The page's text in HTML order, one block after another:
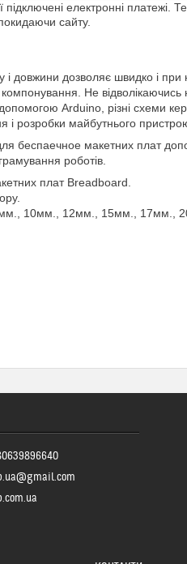
підключені електронні платежі.
сайту.
довжини дозволяє швидко і
Не
Arduino, різні схеми
розробки майбутнього
беспаечное макетних плат
роботів.
плат Breadboard.
10мм., 12мм., 15мм., 17мм.,